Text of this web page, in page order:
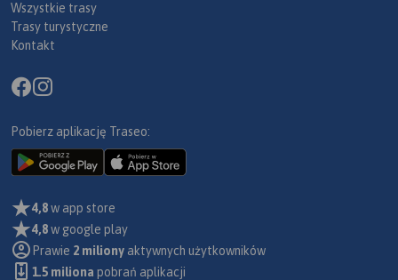
Wszystkie trasy
Trasy turystyczne
Kontakt
Pobierz aplikację Traseo:
4,8w app store
4,8w google play
Prawie 2 miliony aktywnych użytkowników
1.5 miliona pobrań aplikacji